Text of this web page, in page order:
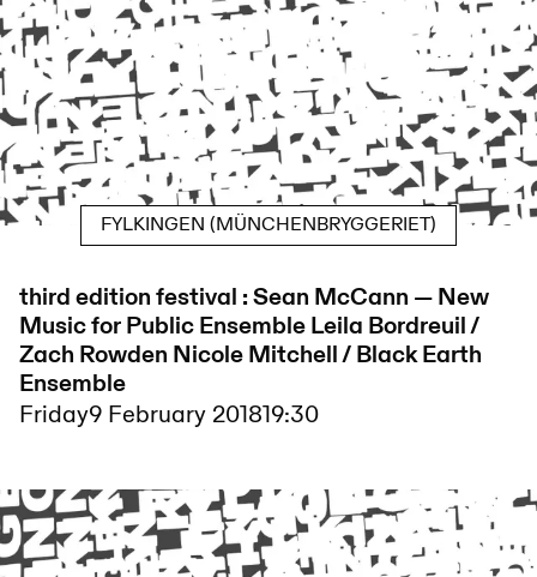
FYLKINGEN (MÜNCHENBRYGGERIET)
third edition festival : Sean McCann — New
Music for Public Ensemble Leila Bordreuil /
Zach Rowden Nicole Mitchell / Black Earth
Ensemble
Friday9 February 201819:30